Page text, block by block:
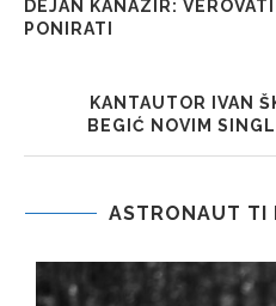
DEJAN KANAZIR:
PONIRATI
KANTAUTOR IVAN
BEGIĆ NOVIM
ASTRONAUT TI